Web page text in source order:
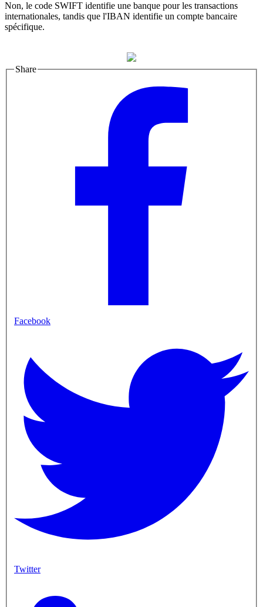
Non, le code SWIFT identifie une banque pour les transactions
internationales, tandis que l'IBAN identifie un compte bancaire
spécifique.
Share
Facebook
Twitter